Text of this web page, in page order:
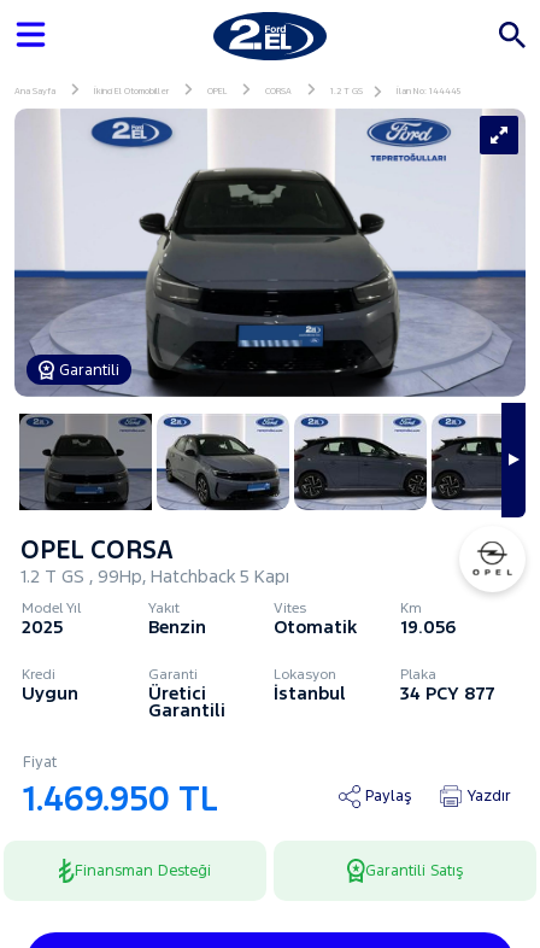
Ana Sayfa İkinci El Otomobiller OPEL CORSA 1.2 T GS İlan No: 144445
Garantili
OPEL CORSA
1.2 T GS , 99Hp, Hatchback 5 Kapı
Model Yıl
2025
Yakıt
Benzin
Vites
Otomatik
Km
19.056
Kredi
Uygun
Garanti
Üretici
Garantili
Lokasyon
İstanbul
Plaka
34 PCY 877
Fiyat
1.469.950 TL Paylaş Yazdır
Finansman Desteği Garantili Satış